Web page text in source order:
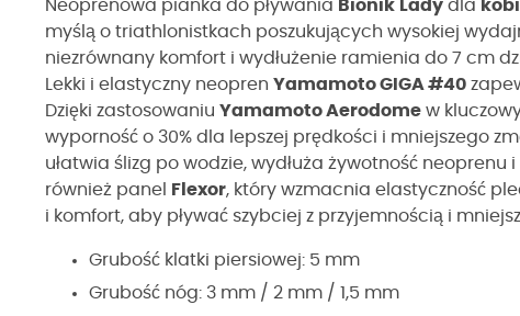
Neoprenowa pianka do pływania Bionik Lady dla
myślą o triathlonistkach poszukujących wysokiej
niezrównany komfort i wydłużenie ramienia do 7 cm
Lekki i elastyczny neopren Yamamoto GIGA #40
Dzięki zastosowaniu Yamamoto Aerodome w
wyporność o 30% dla lepszej prędkości i mniejszego
ułatwia ślizg po wodzie, wydłuża żywotność neoprenu
również panel
Flexor, który wzmacnia elastyczność
i komfort, aby pływać szybciej z przyjemnością i
Grubość klatki piersiowej: 5 mm
Grubość nóg: 3 mm / 2 mm / 1,5 mm